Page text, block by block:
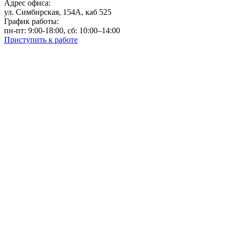
Адрес офиса:
ул. Симбирская, 154А, каб 525
График работы:
пн-пт: 9:00-18:00, сб: 10:00–14:00
Приступить к работе